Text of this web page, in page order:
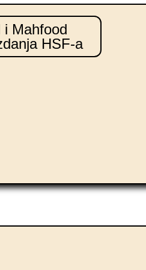
i Mahfood
HSF-a